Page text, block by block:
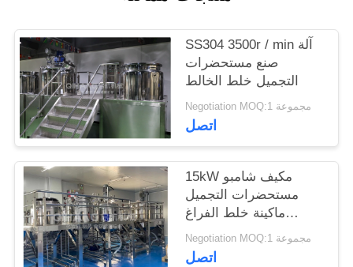
حالات
SS304 3500r / min آلة
صنع مستحضرات
التجميل خلط الخالط
Negotiation MOQ:1 مجموعة
اتصل
15kW مكيف شامبو
مستحضرات التجميل
ماكينة خلط الفراغ
الاستحلاب
Negotiation MOQ:1 مجموعة
اتصل